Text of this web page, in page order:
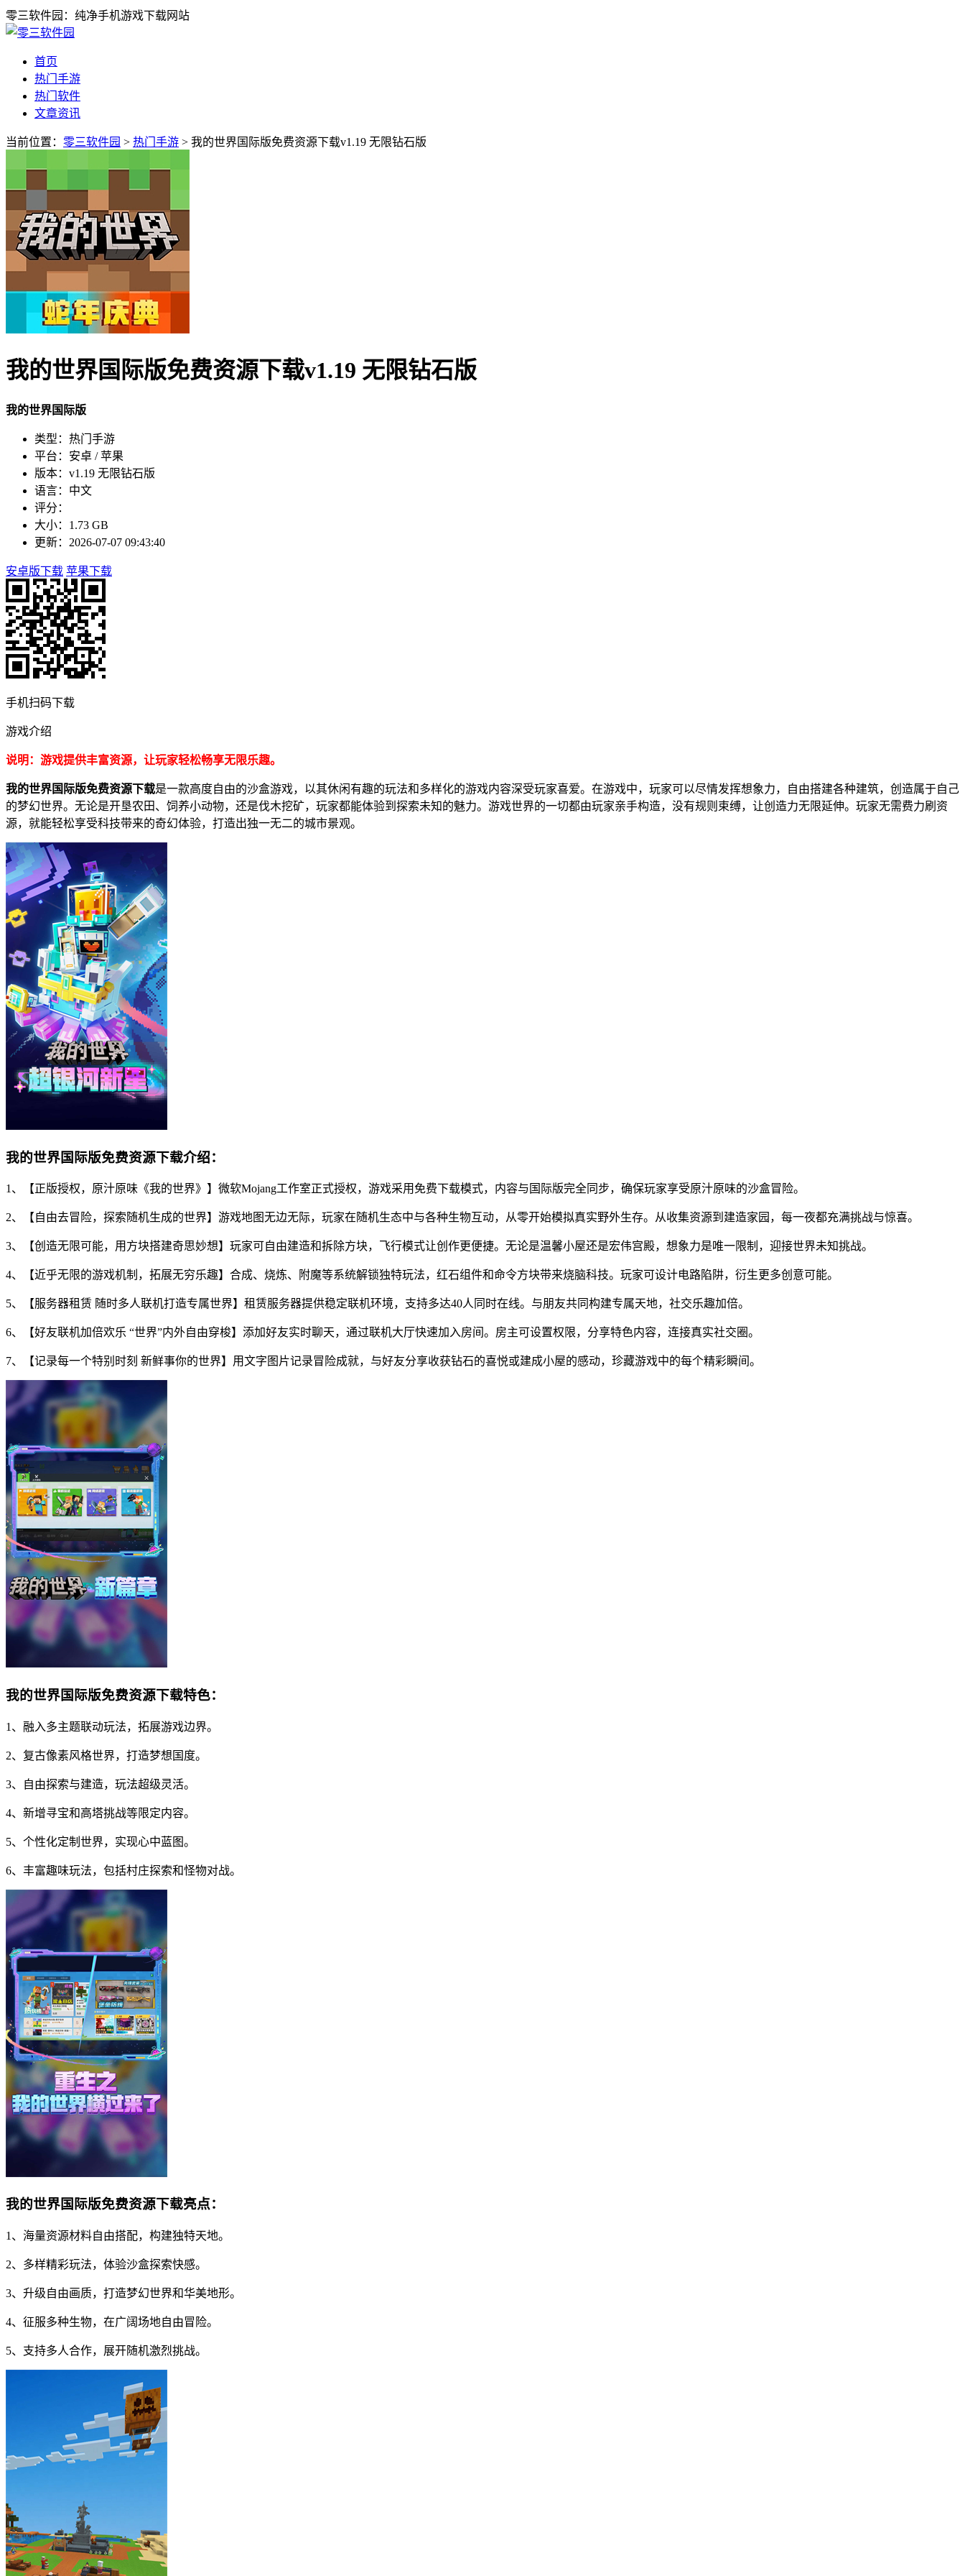
零三软件园：纯净手机游戏下载网站
首页
热门手游
热门软件
文章资讯
当前位置： 零三软件园 > 热门手游 > 我的世界国际版免费资源下载v1.19 无限钻石版
我的世界国际版免费资源下载v1.19 无限钻石版
我的世界国际版
类型：热门手游
平台：安卓 / 苹果
版本：v1.19 无限钻石版
语言：中文
评分：
大小：1.73 GB
更新：2026-07-07 09:43:40
安卓版下载 苹果下载
手机扫码下载
游戏介绍
说明：游戏提供丰富资源，让玩家轻松畅享无限乐趣。
我的世界国际版免费资源下载是一款高度自由的沙盒游戏，以其休闲有趣的玩法和多样化的游戏内容深受玩家喜爱。在游戏中，玩家可以尽情发挥想象力，自由搭建各种建筑，创造属于自己
的梦幻世界。无论是开垦农田、饲养小动物，还是伐木挖矿，玩家都能体验到探索未知的魅力。游戏世界的一切都由玩家亲手构造，没有规则束缚，让创造力无限延伸。玩家无需费力刷资
源，就能轻松享受科技带来的奇幻体验，打造出独一无二的城市景观。
我的世界国际版免费资源下载介绍：
1、【正版授权，原汁原味《我的世界》】微软Mojang工作室正式授权，游戏采用免费下载模式，内容与国际版完全同步，确保玩家享受原汁原味的沙盒冒险。
2、【自由去冒险，探索随机生成的世界】游戏地图无边无际，玩家在随机生态中与各种生物互动，从零开始模拟真实野外生存。从收集资源到建造家园，每一夜都充满挑战与惊喜。
3、【创造无限可能，用方块搭建奇思妙想】玩家可自由建造和拆除方块，飞行模式让创作更便捷。无论是温馨小屋还是宏伟宫殿，想象力是唯一限制，迎接世界未知挑战。
4、【近乎无限的游戏机制，拓展无穷乐趣】合成、烧炼、附魔等系统解锁独特玩法，红石组件和命令方块带来烧脑科技。玩家可设计电路陷阱，衍生更多创意可能。
5、【服务器租赁 随时多人联机打造专属世界】租赁服务器提供稳定联机环境，支持多达40人同时在线。与朋友共同构建专属天地，社交乐趣加倍。
6、【好友联机加倍欢乐 “世界”内外自由穿梭】添加好友实时聊天，通过联机大厅快速加入房间。房主可设置权限，分享特色内容，连接真实社交圈。
7、【记录每一个特别时刻 新鲜事你的世界】用文字图片记录冒险成就，与好友分享收获钻石的喜悦或建成小屋的感动，珍藏游戏中的每个精彩瞬间。
我的世界国际版免费资源下载特色：
1、融入多主题联动玩法，拓展游戏边界。
2、复古像素风格世界，打造梦想国度。
3、自由探索与建造，玩法超级灵活。
4、新增寻宝和高塔挑战等限定内容。
5、个性化定制世界，实现心中蓝图。
6、丰富趣味玩法，包括村庄探索和怪物对战。
我的世界国际版免费资源下载亮点：
1、海量资源材料自由搭配，构建独特天地。
2、多样精彩玩法，体验沙盒探索快感。
3、升级自由画质，打造梦幻世界和华美地形。
4、征服多种生物，在广阔场地自由冒险。
5、支持多人合作，展开随机激烈挑战。